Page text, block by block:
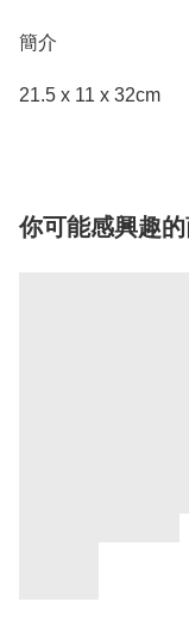
簡介
21.5 x 11 x 32cm
你可能感興趣